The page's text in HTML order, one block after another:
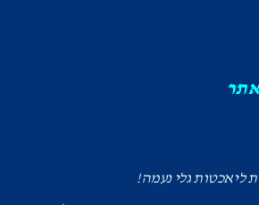
ליאכטות גלי נעמה!